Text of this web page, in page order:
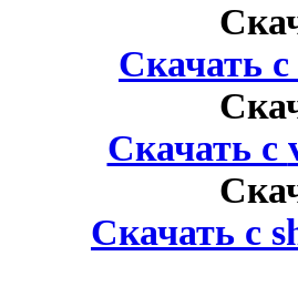
Скачать с
Скачать с
Скачать с